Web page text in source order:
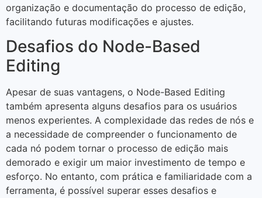
organização e documentação do processo de edição,
facilitando futuras modificações e ajustes.
Desafios do Node-Based
Editing
Apesar de suas vantagens, o Node-Based Editing
também apresenta alguns desafios para os usuários
menos experientes. A complexidade das redes de nós e
a necessidade de compreender o funcionamento de
cada nó podem tornar o processo de edição mais
demorado e exigir um maior investimento de tempo e
esforço. No entanto, com prática e familiaridade com a
ferramenta, é possível superar esses desafios e